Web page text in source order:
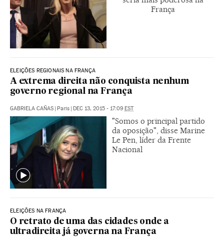
França
ELEIÇÕES REGIONAIS NA FRANÇA
A extrema direita não conquista nenhum
governo regional na França
GABRIELA CAÑAS Paris DEC 13, 2015 - 17:09 EST
"Somos o principal partido
da oposição", disse Marine
Le Pen, líder da Frente
Nacional
ELEIÇÕES NA FRANÇA
O retrato de uma das cidades onde a
ultradireita já governa na França